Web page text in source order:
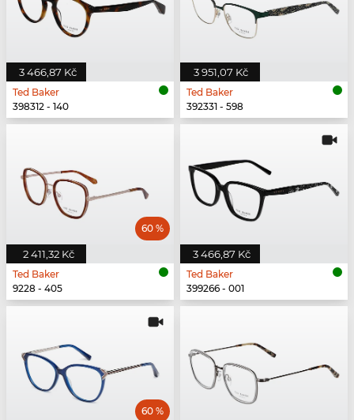
3 466,87 Kč
Ted Baker
398312 - 140
3 951,07 Kč
Ted Baker
392331 - 598
2 411,32 Kč
60 %
Ted Baker
9228 - 405
3 466,87 Kč
Ted Baker
399266 - 001
60 %